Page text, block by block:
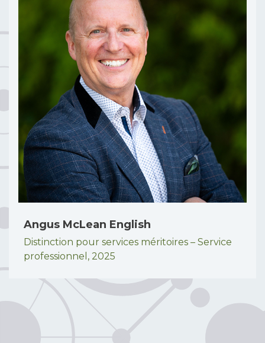
Angus McLean English
Distinction pour services méritoires – Service
professionnel, 2025